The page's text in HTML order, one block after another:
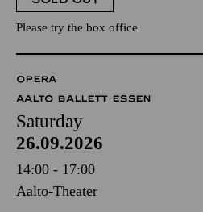
Please try the box office
OPERA
AALTO BALLETT ESSEN
Saturday
26.09.2026
14:00 - 17:00
Aalto-Theater